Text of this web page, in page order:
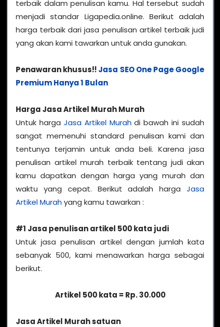
terbaik dalam penulisan kamu. Hal tersebut sudah
menjadi standar Ligapedia.online. Berikut adalah
harga terbaik dari jasa penulisan artikel terbaik judi
yang akan kami tawarkan untuk anda gunakan.
Penawaran khusus!! Jasa SEO One Page Google
Premium Hanya 1 Bulan
Harga Jasa Artikel Murah Murah
Untuk harga Jasa Artikel Murahdi bawah ini sudah
sangat memenuhi standard penulisan kami dan
tentunya terjamin untuk anda beli. Karena jasa
penulisan artikel murah terbaik tentang judi akan
kamu dapatkan dengan harga yang murah dan
waktu yang cepat. Berikut adalah harga Jasa
Artikel Murahyang kamu tawarkan :
#1 Jasa penulisan artikel 500 kata judi
Untuk jasa penulisan artikel dengan jumlah kata
sebanyak 500, kami menawarkan harga sebagai
berikut.
Artikel 500 kata = Rp. 30.000
Jasa Artikel Murah satuan